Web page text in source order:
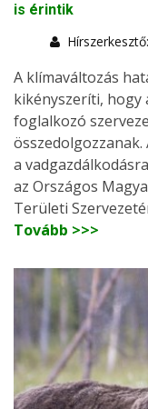
is érintik
A klímaváltozás
kikényszeríti, hogy
foglalkozó
a
az Országos
Területi
Tovább >>>